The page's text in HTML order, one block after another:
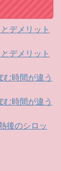
デメリット
デメリット
時間が違う
時間が違う
後のシロッ